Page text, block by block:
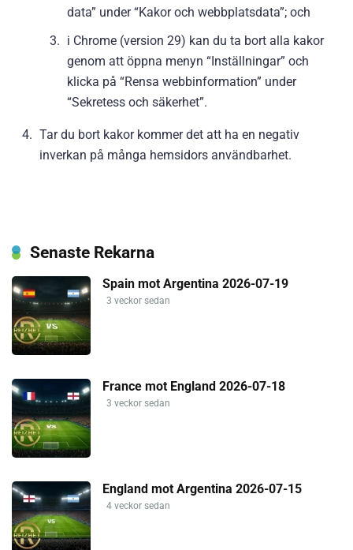
data” under “Kakor och webbplatsdata”; och
i Chrome (version 29) kan du ta bort alla kakor
genom att öppna menyn “Inställningar” och
klicka på “Rensa webbinformation” under
“Sekretess och säkerhet”.
Tar du bort kakor kommer det att ha en negativ
inverkan på många hemsidors användbarhet.
Senaste Rekarna
Spain mot Argentina 2026-07-19
3 veckor sedan
France mot England 2026-07-18
3 veckor sedan
England mot Argentina 2026-07-15
4 veckor sedan